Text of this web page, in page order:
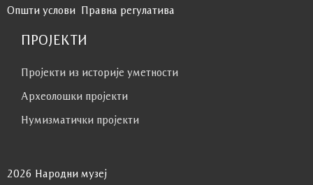
Општи услови Правна регулатива
ПРОЈЕКТИ
Пројекти из историје уметности
Археолошки пројекти
Нумизматички пројекти
2026 Народни музеј